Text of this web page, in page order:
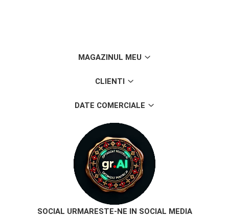
MAGAZINUL MEU
CLIENTI
DATE COMERCIALE
SOCIAL URMARESTE-NE IN SOCIAL MEDIA